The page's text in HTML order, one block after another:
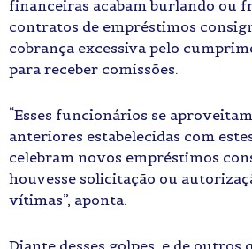
financeiras acabam burlando ou
contratos de empréstimos
cobrança excessiva pelo
para receber comissões.
“Esses funcionários se
anteriores estabelecidas com
celebram novos empréstimos
houvesse solicitação ou
vítimas”, aponta.
Diante desses golpes, e de outros